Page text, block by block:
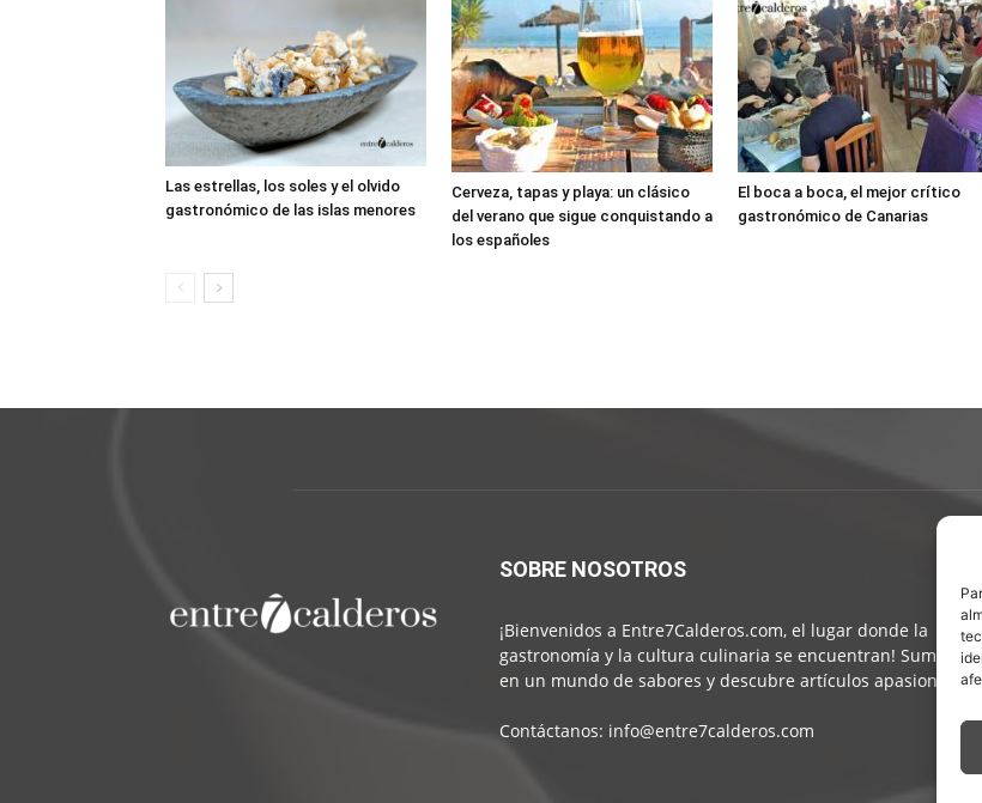
Las estrellas, los soles y el olvido
gastronómico de las islas menores
Cerveza, tapas y playa: un clásico
del verano que sigue conquistando a
los españoles
El boca a boca, el mejor crítico
gastronómico de Canarias
SOBRE NOSOTROS
¡Bienvenidos a Entre7Calderos.com, el lugar donde la
gastronomía y la cultura culinaria se encuentran!
en un mundo de sabores y descubre artículos
Contáctanos: info@entre7calderos.com